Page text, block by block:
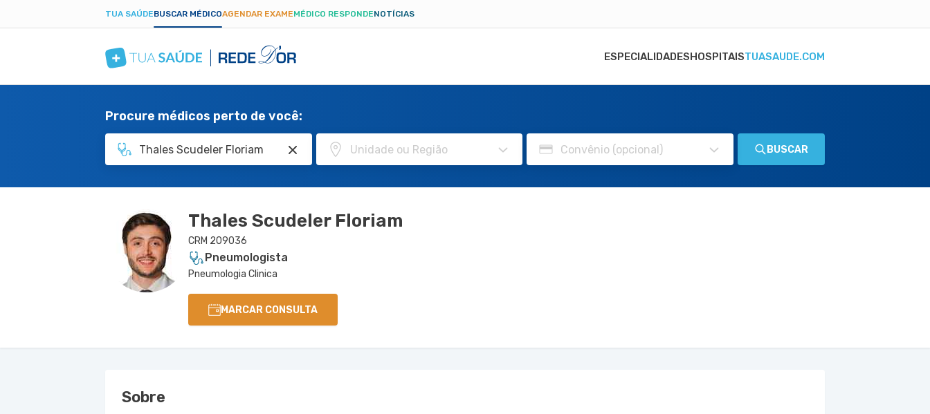
TUA SAÚDEBUSCAR MÉDICOAGENDAR EXAMEMÉDICO RESPONDENOTÍCIAS
ESPECIALIDADESHOSPITAISTUASAUDE.COM
Procure médicos perto de você:
BUSCAR
Thales Scudeler Floriam
CRM 209036
Pneumologista
Pneumologia Clinica
MARCAR CONSULTA
Sobre